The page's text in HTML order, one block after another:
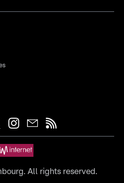
All rights reserved.